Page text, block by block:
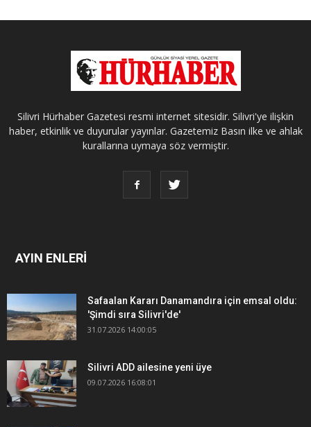
Silivri Hürhaber Gazetesi resmi internet sitesidir. Silivri'ye ilişkin
haber, etkinlik ve duyurular yayınlar. Gazetemiz Basın ilke ve ahlak
kurallarına uymaya söz vermiştir.
AYIN ENLERİ
Safaalan Kararı Danamandıra için emsal oldu:
'Şimdi sıra Silivri'de'
31.07.2026 14:00:05
Silivri ADD ailesine yeni üye
09.07.2026 16:08:01